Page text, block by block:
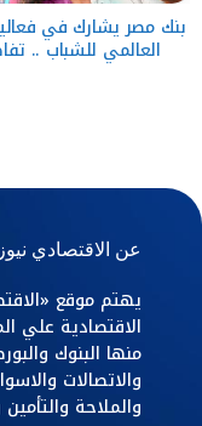
بنك مصر يشارك في
العالمي للشباب ..
عن الاقتصادي نيوز
يهتم موقع
الاقتصادية علي
منها البنوك
والاتصالات
والملاحة